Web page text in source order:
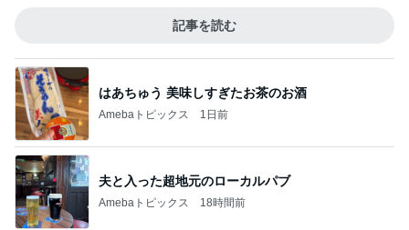
記事を読む
はあちゅう 美味しすぎたお茶のお酒
Amebaトピックス 1日前
夫と入った超地元のローカルパブ
Amebaトピックス 18時間前